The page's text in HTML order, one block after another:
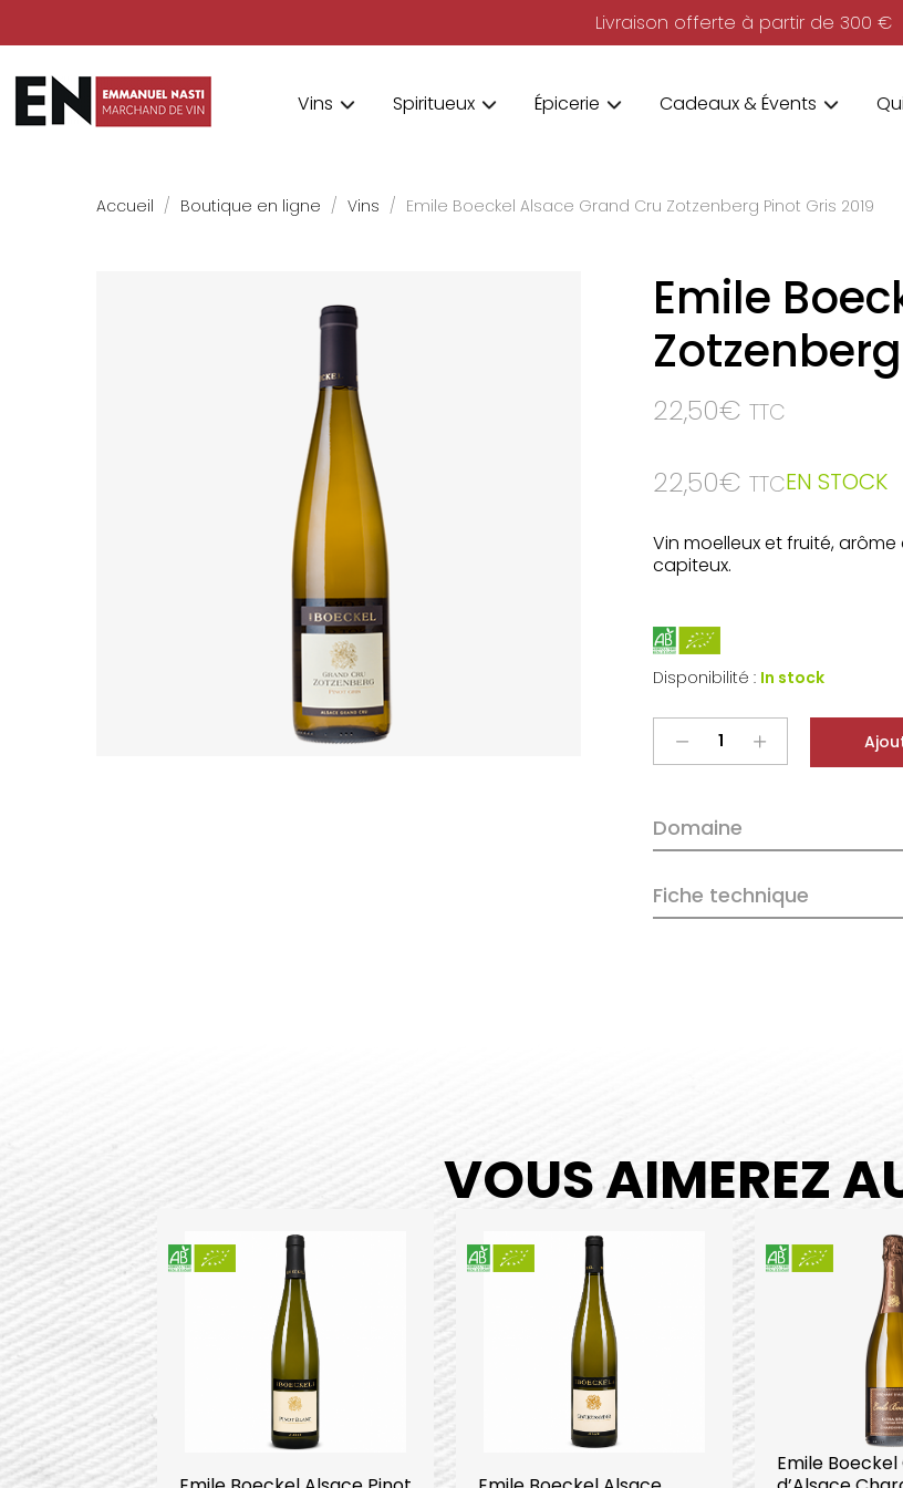
Livraison offerte à partir de 300 €
Vins Spiritueux Épicerie Cadeaux & Évents
Accueil Boutique en ligne Vins Emile Boeckel Alsace Grand Cru Zotzenberg Pinot Gris 2019
Emile
22,50€ TTC
22,50€ TTCEN STOCK
Vin moelleux et fruité,
capiteux.
Disponibilité : In stock
Emile
Cru
Zotzenberg
Gris
Domaine
Fiche technique
VOUS AIMEREZ
Emile